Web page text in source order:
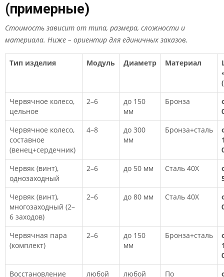
(примерные)
Стоимость зависит от типа, размера, сложности и
материала. Ниже – ориентир для единичных заказов.
Тип изделия Модуль Диаметр Материал
Червячное колесо,
цельное
2–6
до 150
мм
Бронза
Червячное колесо,
составное
(венец+сердечник)
4–8
до 300
мм
Бронза+сталь
Червяк (винт),
однозаходный
2–6 до 50 мм Сталь 40Х
Червяк (винт),
многозаходный (2–
6 заходов)
2–6 до 80 мм Сталь 40Х
Червячная пара
(комплект)
2–6
до 150
мм
Бронза+сталь
Восстановление
любой любой По